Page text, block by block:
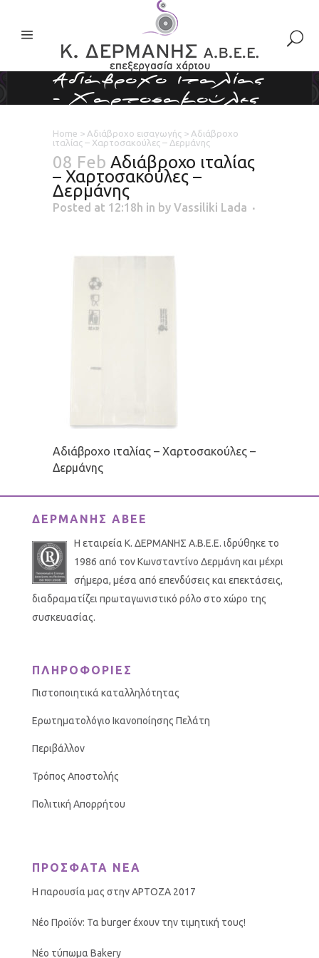
Αδιάβροχο ιταλίας
– Χαρτοσακούλες
Home > Αδιάβροχο εισαγωγής > Αδιάβροχο
ιταλίας – Χαρτοσακούλες – Δερμάνης
08 Feb Αδιάβροχο ιταλίας
– Χαρτοσακούλες –
Δερμάνης
Posted at 12:18h in by Vassiliki Lada
Αδιάβροχο ιταλίας – Χαρτοσακούλες –
Δερμάνης
ΔΕΡΜΑΝΗΣ ΑΒΕΕ
Η εταιρεία Κ. ΔΕΡΜΑΝΗΣ Α.Β.Ε.Ε. ιδρύθηκε το
1986 από τον Κωνσταντίνο Δερμάνη και μέχρι
σήμερα, μέσα από επενδύσεις και επεκτάσεις,
διαδραματίζει πρωταγωνιστικό ρόλο στο χώρο της
συσκευασίας.
ΠΛΗΡΟΦΟΡΙΕΣ
Πιστοποιητικά καταλληλότητας
Ερωτηματολόγιο Ικανοποίησης Πελάτη
Περιβάλλον
Τρόπος Αποστολής
Πολιτική Απορρήτου
ΠΡΟΣΦΑΤΑ ΝΕΑ
Η παρουσία μας στην ΑΡΤΟΖΑ 2017
Νέο Προϊόν: Τα burger έχουν την τιμητική τους!
Νέο τύπωμα Bakery